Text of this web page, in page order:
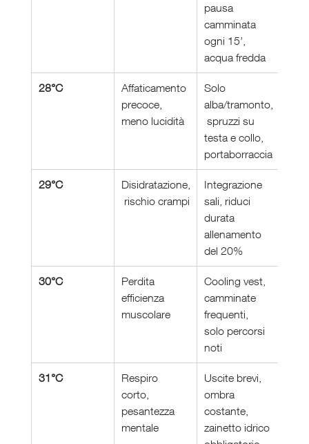
pausa
camminata
ogni 15’,
acqua fredda
28°C
Affaticamento
precoce,
meno lucidità
Solo
alba/tramonto,
spruzzi su
testa e collo,
portaborraccia
29°C
Disidratazione,
rischio crampi
Integrazione
sali, riduci
durata
allenamento
del 20%
30°C
Perdita
efficienza
muscolare
Cooling vest,
camminate
frequenti,
solo percorsi
noti
31°C
Respiro
corto,
pesantezza
mentale
Uscite brevi,
ombra
costante,
zainetto idrico